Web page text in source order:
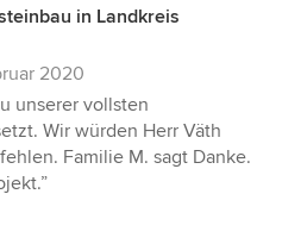
in Landkreis
2020
unserer vollsten
Wir würden Herr Väth
Familie M. sagt Danke.